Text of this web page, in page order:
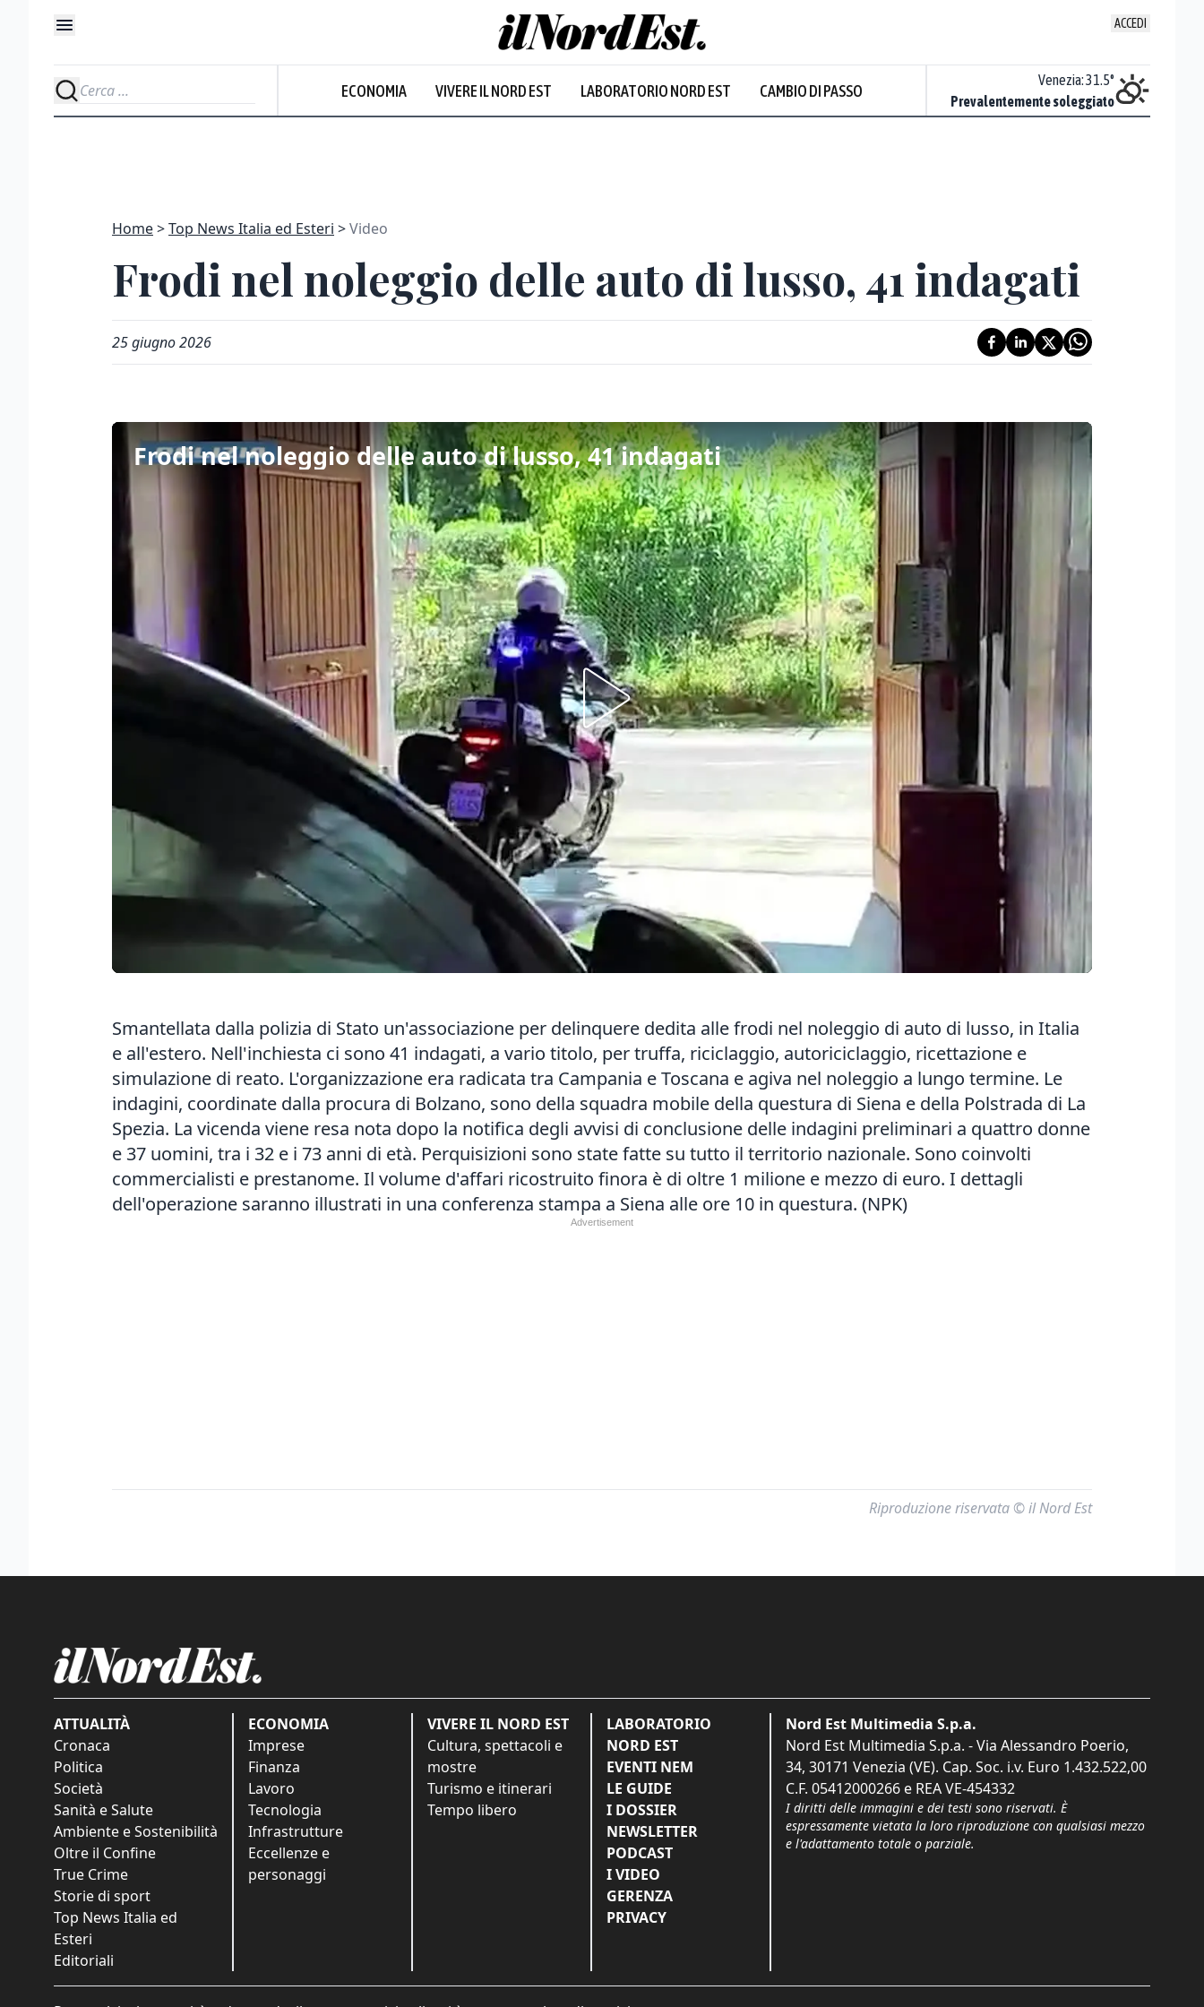
ACCEDI
ECONOMIA VIVERE IL NORD EST LABORATORIO NORD EST CAMBIO DI PASSO
Sereno
Venezia:31.5°
Prevalentemente soleggiato
Home Top News Italia ed Esteri Video
Frodi nel noleggio delle auto di lusso, 41 indagati
25 giugno 2026
Frodi nel noleggio delle auto di lusso, 41 indagati
Smantellata dalla polizia di Stato un'associazione per delinquere dedita alle frodi nel noleggio di auto di lusso, in Italia
e all'estero. Nell'inchiesta ci sono 41 indagati, a vario titolo, per truffa, riciclaggio, autoriciclaggio, ricettazione e
simulazione di reato. L'organizzazione era radicata tra Campania e Toscana e agiva nel noleggio a lungo termine. Le
indagini, coordinate dalla procura di Bolzano, sono della squadra mobile della questura di Siena e della Polstrada di La
Spezia. La vicenda viene resa nota dopo la notifica degli avvisi di conclusione delle indagini preliminari a quattro donne
e 37 uomini, tra i 32 e i 73 anni di età. Perquisizioni sono state fatte su tutto il territorio nazionale. Sono coinvolti
commercialisti e prestanome. Il volume d'affari ricostruito finora è di oltre 1 milione e mezzo di euro. I dettagli
dell'operazione saranno illustrati in una conferenza stampa a Siena alle ore 10 in questura. (NPK)
Riproduzione riservata © il Nord Est
ATTUALITÀ
Cronaca
Politica
Società
Sanità e Salute
Ambiente e Sostenibilità
Oltre il Confine
True Crime
Storie di sport
Top News Italia ed
Esteri
Editoriali
ECONOMIA
Imprese
Finanza
Lavoro
Tecnologia
Infrastrutture
Eccellenze e
personaggi
VIVERE IL NORD EST
Cultura, spettacoli e
mostre
Turismo e itinerari
Tempo libero
LABORATORIO
NORD EST
EVENTI NEM
LE GUIDE
I DOSSIER
NEWSLETTER
PODCAST
I VIDEO
GERENZA
PRIVACY
Nord Est Multimedia S.p.a.
Nord Est Multimedia S.p.a. - Via Alessandro Poerio,
34, 30171 Venezia (VE). Cap. Soc. i.v. Euro 1.432.522,00
C.F. 05412000266 e REA VE-454332
I diritti delle immagini e dei testi sono riservati. È
espressamente vietata la loro riproduzione con qualsiasi mezzo
e l'adattamento totale o parziale.